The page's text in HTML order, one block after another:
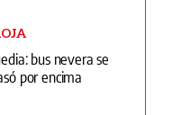
bus nevera se
por encima